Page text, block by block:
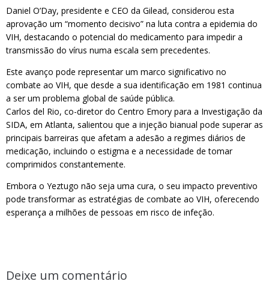
Daniel O’Day, presidente e CEO da Gilead, considerou esta
aprovação um “momento decisivo” na luta contra a epidemia do
VIH, destacando o potencial do medicamento para impedir a
transmissão do vírus numa escala sem precedentes.
Este avanço pode representar um marco significativo no
combate ao VIH, que desde a sua identificação em 1981 continua
a ser um problema global de saúde pública.
Carlos del Rio, co-diretor do Centro Emory para a Investigação da
SIDA, em Atlanta, salientou que a injeção bianual pode superar as
principais barreiras que afetam a adesão a regimes diários de
medicação, incluindo o estigma e a necessidade de tomar
comprimidos constantemente.
Embora o Yeztugo não seja uma cura, o seu impacto preventivo
pode transformar as estratégias de combate ao VIH, oferecendo
esperança a milhões de pessoas em risco de infeção.
Deixe um comentário